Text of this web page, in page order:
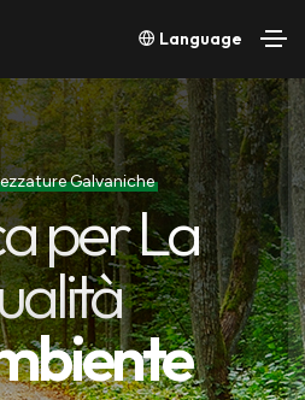
Language
Galvaniche
per La